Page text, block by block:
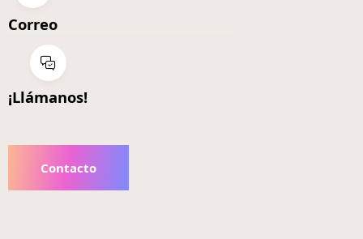
Correo
¡Llámanos!
Contacto